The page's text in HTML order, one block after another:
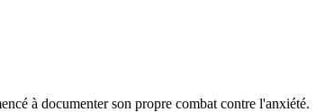
à documenter son propre combat contre l'anxiété.